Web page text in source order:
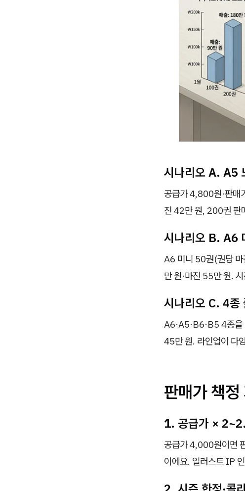
시나리오 A. A5
공급가 4,800원·판매
진 42만 원, 200권 판
시나리오 B. A6
A6 미니 50권(권당
만 원·마진 55만 원.
시나리오 C. 4종
A6·A5·B6·B5 4종을
45만 원. 라인업이 다
판매가 책정
1. 공급가 ×
공급가 4,000원이면
이에요. 일러스트 IP